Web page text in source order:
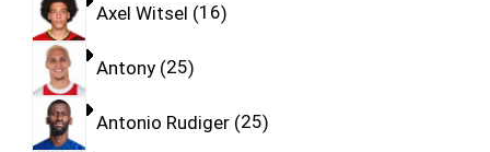
Axel Witsel 16
Antony 25
Antonio Rudiger 25